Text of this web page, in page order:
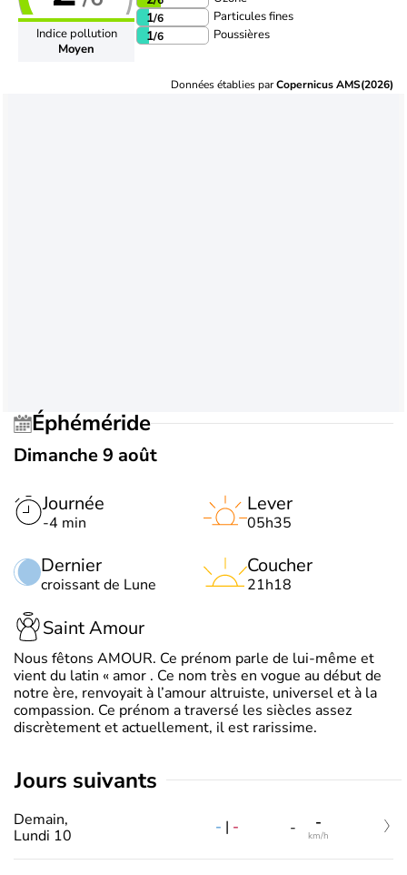
Indice pollution
Moyen
1/6 Particules fines
1/6 Poussières
Données établies parCopernicus AMS(2026)
Éphéméride
Dimanche 9 août
Journée
-4 min
Dernier
croissant de Lune
Lever
05h35
Coucher
21h18
Saint Amour
Nous fêtons AMOUR. Ce prénom parle de lui-même et
vient du latin « amor . Ce nom très en vogue au début de
notre ère, renvoyait à l’amour altruiste, universel et à la
compassion. Ce prénom a traversé les siècles assez
discrètement et actuellement, il est rarissime.
jours suivants
Demain,
Lundi 10
- | - - -
km/h